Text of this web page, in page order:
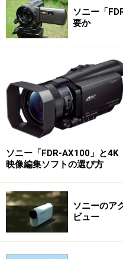
■キヤノン iVIS HF M51
キヤノンのプロ用ビデ
像を楽しめます。また
ーンを自動認識し、シ
ます。
Canon デジタルビデオ
学10倍ズーム フ
IVISHFM51RD
ソニー「
要か
ソニー「FDR-AX100」と4K
映像編集ソフトの選び方
ソニーのア
ビュー